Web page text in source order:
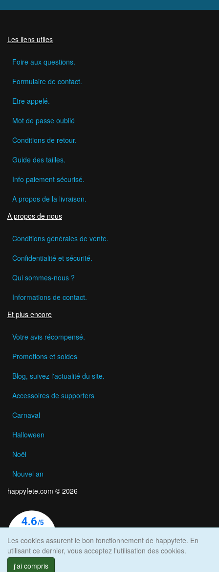
Les liens utiles
Foire aux questions.
Formulaire de contact.
Etre appelé.
Mot de passe oublié
Conditions de retour.
Guide des tailles.
Info paiement sécurisé.
A propos de la livraison.
A propos de nous
Conditions générales de vente.
Confidentialité et sécurité.
Qui sommes-nous ?
Informations de contact.
Et plus encore
Votre avis récompensé.
Promotions et soldes
Blog, suivez l'actualité du site.
Accessoires de supporters
Carnaval
Halloween
Noël
Nouvel an
happyfete.com © 2026
Les cookies assurent le bon fonctionnement de happyfete. En
utilisant ce dernier, vous acceptez l'utilisation des cookies.
j'ai compris